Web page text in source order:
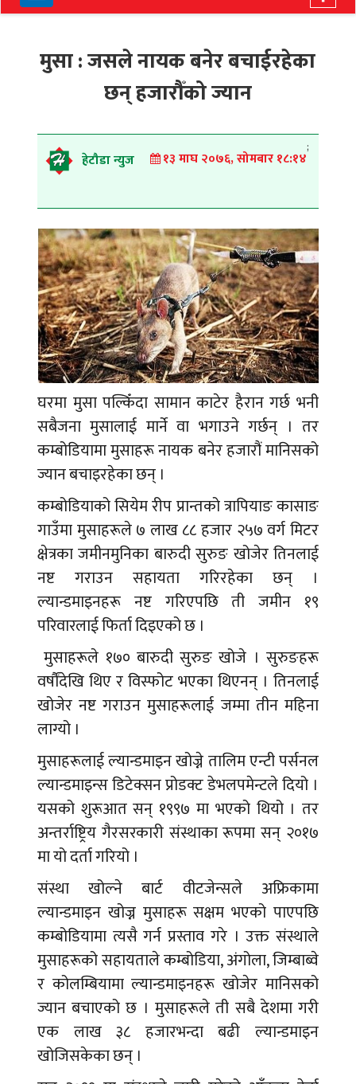
navigation
मुसा : जसले नायक बनेर बचाईरहेका
छन् हजारौँको ज्यान
हेटौडा न्युज १३ माघ २०७६, सोमबार १८:१४
;
घरमा मुसा पल्किँदा सामान काटेर हैरान गर्छ भनी
सबैजना मुसालाई मार्ने वा भगाउने गर्छन् । तर
कम्बोडियामा मुसाहरू नायक बनेर हजारौं मानिसको
ज्यान बचाइरहेका छन् ।
कम्बोडियाको सियेम रीप प्रान्तको त्रापियाङ कासाङ
गाउँमा मुसाहरूले ७ लाख ८८ हजार २५७ वर्ग मिटर
क्षेत्रका जमीनमुनिका बारुदी सुरुङ खोजेर तिनलाई
नष्ट गराउन सहायता गरिरहेका छन् ।
ल्यान्डमाइनहरू नष्ट गरिएपछि ती जमीन १९
परिवारलाई फिर्ता दिइएको छ ।
मुसाहरूले १७० बारुदी सुरुङ खोजे । सुरुङहरू
वर्षौंदेखि थिए र विस्फोट भएका थिएनन् । तिनलाई
खोजेर नष्ट गराउन मुसाहरूलाई जम्मा तीन महिना
लाग्यो ।
मुसाहरूलाई ल्यान्डमाइन खोज्ने तालिम एन्टी पर्सनल
ल्यान्डमाइन्स डिटेक्सन प्रोडक्ट डेभलपमेन्टले दियो ।
यसको शुरूआत सन् १९९७ मा भएको थियो । तर
अन्तर्राष्ट्रिय गैरसरकारी संस्थाका रूपमा सन् २०१७
मा यो दर्ता गरियो ।
संस्था खोल्ने बार्ट वीटजेन्सले अफ्रिकामा
ल्यान्डमाइन खोज्न मुसाहरू सक्षम भएको पाएपछि
कम्बोडियामा त्यसै गर्न प्रस्ताव गरे । उक्त संस्थाले
मुसाहरूको सहायताले कम्बोडिया, अंगोला, जिम्बाब्वे
र कोलम्बियामा ल्यान्डमाइनहरू खोजेर मानिसको
ज्यान बचाएको छ । मुसाहरूले ती सबै देशमा गरी
एक लाख ३८ हजारभन्दा बढी ल्यान्डमाइन
खोजिसकेका छन् ।